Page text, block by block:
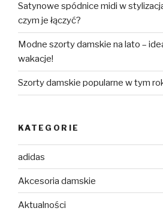
Satynowe spódnice midi w
czym je łączyć?
Modne szorty damskie na lato –
wakacje!
Szorty damskie popularne w tym
KATEGORIE
adidas
Akcesoria damskie
Aktualności